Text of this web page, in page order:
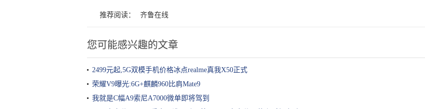
推荐阅读： 齐鲁在线
您可能感兴趣的文章
2499元起,5G双模手机价格冰点realme真我X50正式
荣耀V9曝光:6G+麒麟960比肩Mate9
我就是C幅A9索尼A7000微单即将驾到